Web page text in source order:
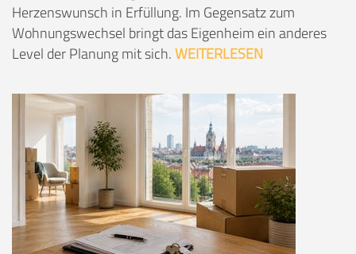
Herzenswunsch in Erfüllung. Im Gegensatz zum
Wohnungswechsel bringt das Eigenheim ein anderes
Level der Planung mit sich.WEITERLESEN